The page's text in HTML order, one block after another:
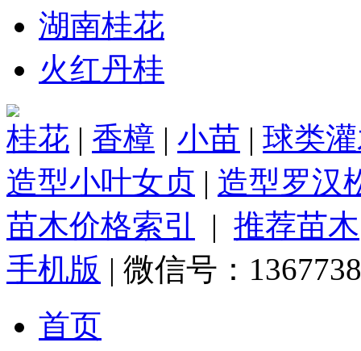
湖南桂花
火红丹桂
桂花 | 香樟 | 小苗 | 球类
造型小叶女贞 | 造型罗汉
苗木价格索引
| 推荐苗木
手机版 | 微信号：
首页